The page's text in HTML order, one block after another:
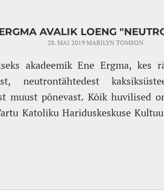
AVALIK LOENG
28. MAI 2019MARILYN TOMSON
akadeemik Ene Ergma, kes
neutrontähtedest
muust põnevast. Kõik huvilised
Katoliku Hariduskeskuse